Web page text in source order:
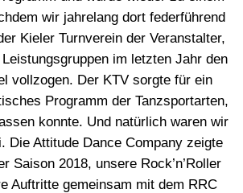
wir jahrelang dort federführend
Kieler Turnverein der Veranstalter,
im letzten Jahr den
vollzogen. Der KTV sorgte für ein
Programm der Tanzsportarten,
konnte. Und natürlich waren wir
Die Attitude Dance Company zeigte
Saison 2018, unsere Rock’n’Roller
Auftritte gemeinsam mit dem RRC